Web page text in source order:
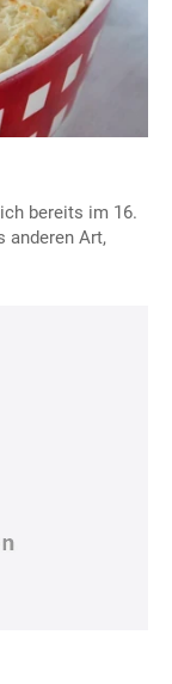
bereits im 16.
anderen Art,